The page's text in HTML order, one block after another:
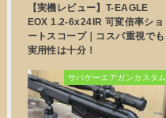
【実機レビュー】T-EAGLE
EOX 1.2-6x24IR 可変倍率ショ
ートスコープ｜コスパ重視でも
実用性は十分！
サバゲーエアガンカスタム